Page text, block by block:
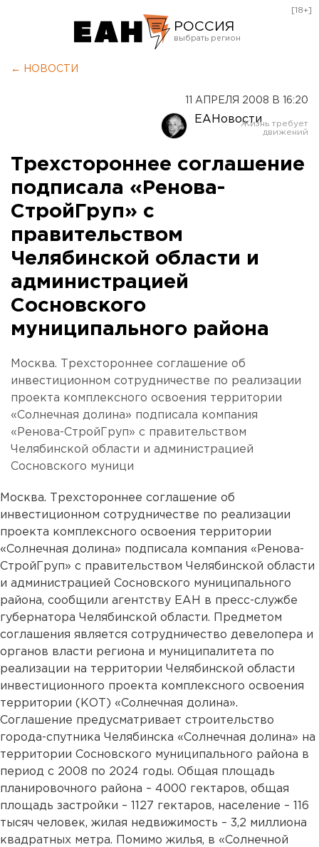
РОССИЯ
Оренбург
[18+]
← НОВОСТИ
11 АПРЕЛЯ 2008 В 16:20
ЕАНовости
Трехстороннее соглашение
подписала «Ренова-
СтройГруп» с
правительством
Челябинской области и
администрацией
Сосновского
муниципального района
Москва. Трехстороннее соглашение об
инвестиционном сотрудничестве по реализации
проекта комплексного освоения территории
«Солнечная долина» подписала компания
«Ренова-СтройГруп» с правительством
Челябинской области и администрацией
Сосновского муници
Москва. Трехстороннее соглашение об
инвестиционном сотрудничестве по реализации
проекта комплексного освоения территории
«Солнечная долина» подписала компания «Ренова-
СтройГруп» с правительством Челябинской области
и администрацией Сосновского муниципального
района, сообщили агентству ЕАН в пресс-службе
губернатора Челябинской области. Предметом
соглашения является сотрудничество девелопера и
органов власти региона и муниципалитета по
реализации на территории Челябинской области
инвестиционного проекта комплексного освоения
территории (КОТ) «Солнечная долина».
Соглашение предусматривает строительство
города-спутника Челябинска «Солнечная долина» на
территории Сосновского муниципального района в
период с 2008 по 2024 годы. Общая площадь
планировочного района – 4000 гектаров, общая
площадь застройки – 1127 гектаров, население – 116
тысяч человек, жилая недвижимость – 3,2 миллиона
квадратных метра. Помимо жилья, в «Солнечной